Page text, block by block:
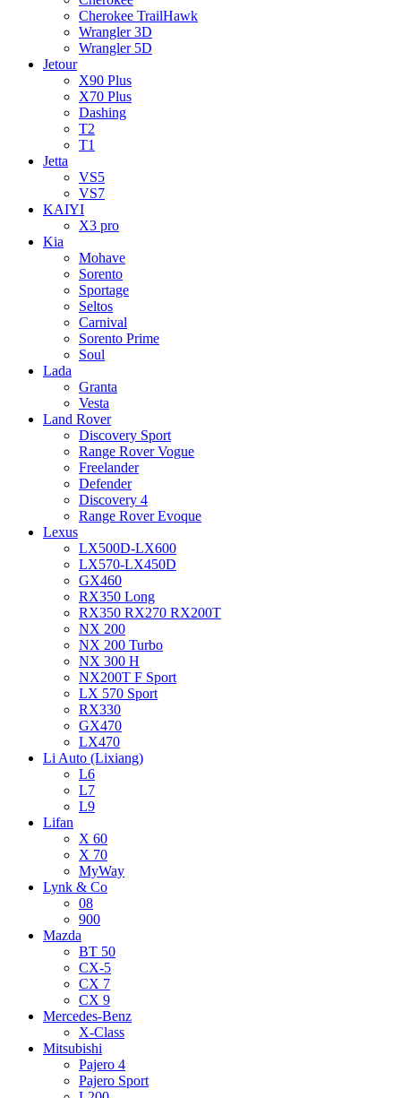
Cherokee TrailHawk
Wrangler 3D
Wrangler 5D
Jetour
X90 Plus
X70 Plus
Dashing
T2
T1
Jetta
VS5
VS7
KAIYI
X3 pro
Kia
Mohave
Sorento
Sportage
Seltos
Carnival
Sorento Prime
Soul
Lada
Granta
Vesta
Land Rover
Discovery Sport
Range Rover Vogue
Freelander
Defender
Discovery 4
Range Rover Evoque
Lexus
LX500D-LX600
LX570-LX450D
GX460
RX350 Long
RX350 RX270 RX200T
NX 200
NX 200 Turbo
NX 300 H
NX200T F Sport
LX 570 Sport
RX330
GX470
LX470
Li Auto (Lixiang)
L6
L7
L9
Lifan
X 60
X 70
MyWay
Lynk & Co
08
900
Mazda
BT 50
CX-5
CX 7
CX 9
Mercedes-Benz
X-Class
Mitsubishi
Pajero 4
Pajero Sport